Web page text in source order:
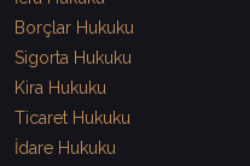
Borçlar Hukuku
Sigorta Hukuku
Kira Hukuku
Ticaret Hukuku
İdare Hukuku